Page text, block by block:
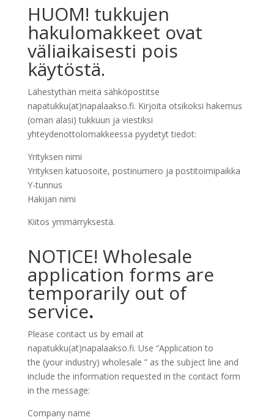
HUOM! tukkujen
hakulomakkeet ovat
väliaikaisesti pois
käytöstä.
Lähestythän meitä sähköpostitse
napatukku(at)napalaakso.fi. Kirjoita otsikoksi hakemus
(oman alasi) tukkuun ja viestiksi
yhteydenottolomakkeessa pyydetyt tiedot:
Yrityksen nimi
Yrityksen katuosoite, postinumero ja postitoimipaikka
Y-tunnus
Hakijan nimi
Kiitos ymmärryksestä.
NOTICE! Wholesale
application forms are
temporarily out of
service.
Please contact us by email at
napatukku(at)napalaakso.fi. Use “Application to
the (your industry) wholesale ” as the subject line and
include the information requested in the contact form
in the message:
Company name